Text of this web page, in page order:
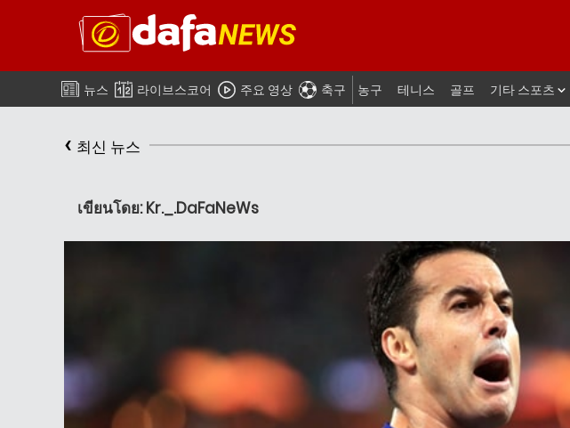
뉴스 라이브스코어 주요 영상 축구 농구 테니스 골프 기타 스포츠
‹ 최신 뉴스
เขียนโดย: Kr._.DaFaNeWs